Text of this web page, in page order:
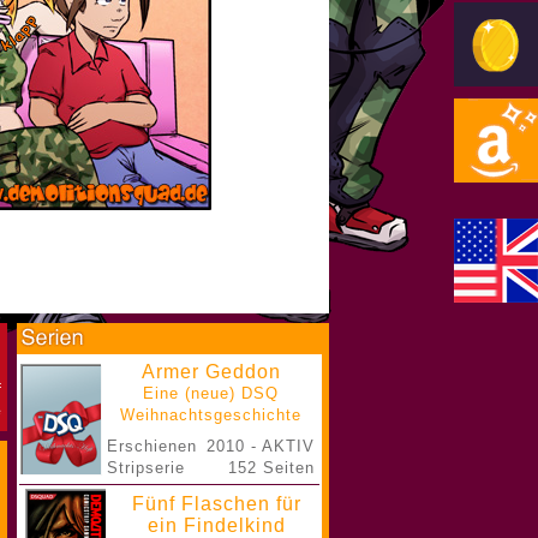
Armer Geddon
Eine (neue) DSQ
Weihnachtsgeschichte
Erschienen
Stripserie
2010 - AKTIV
152 Seiten
Fünf Flaschen für
ein Findelkind